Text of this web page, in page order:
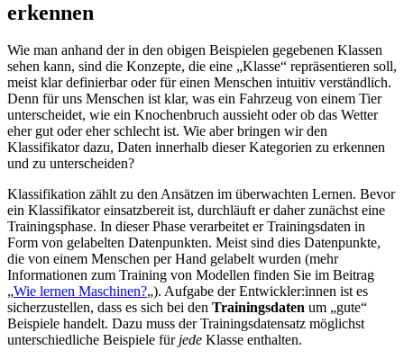
erkennen
Wie man anhand der in den obigen Beispielen gegebenen Klassen
sehen kann, sind die Konzepte, die eine „Klasse“ repräsentieren soll,
meist klar definierbar oder für einen Menschen intuitiv verständlich.
Denn für uns Menschen ist klar, was ein Fahrzeug von einem Tier
unterscheidet, wie ein Knochenbruch aussieht oder ob das Wetter
eher gut oder eher schlecht ist. Wie aber bringen wir den
Klassifikator dazu, Daten innerhalb dieser Kategorien zu erkennen
und zu unterscheiden?
Klassifikation zählt zu den Ansätzen im überwachten Lernen. Bevor
ein Klassifikator einsatzbereit ist, durchläuft er daher zunächst eine
Trainingsphase. In dieser Phase verarbeitet er Trainingsdaten in
Form von gelabelten Datenpunkten. Meist sind dies Datenpunkte,
die von einem Menschen per Hand gelabelt wurden (mehr
Informationen zum Training von Modellen finden Sie im Beitrag
„Wie lernen Maschinen?„). Aufgabe der Entwickler:innen ist es
sicherzustellen, dass es sich bei den Trainingsdaten um „gute“
Beispiele handelt. Dazu muss der Trainingsdatensatz möglichst
unterschiedliche Beispiele für jede Klasse enthalten.